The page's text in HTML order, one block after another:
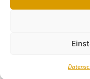
Kontakt